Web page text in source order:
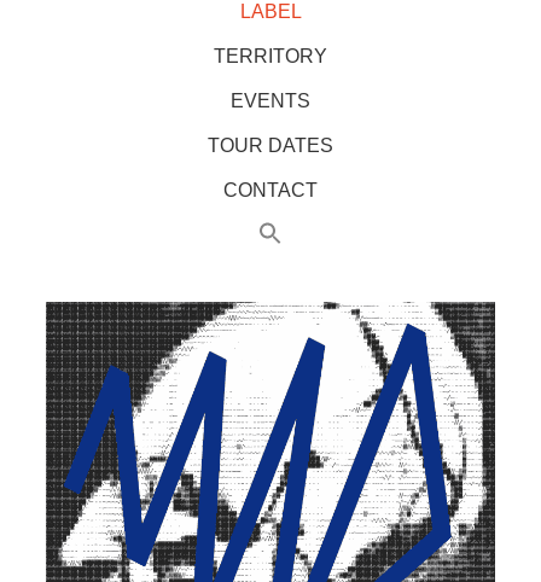
LABEL
TERRITORY
EVENTS
TOUR DATES
CONTACT